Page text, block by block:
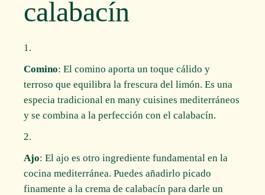
calabacín
Comino: El comino aporta un toque cálido y
terroso que equilibra la frescura del limón. Es una
especia tradicional en many cuisines mediterráneos
y se combina a la perfección con el calabacín.
Ajo: El ajo es otro ingrediente fundamental en la
cocina mediterránea. Puedes añadirlo picado
finamente a la crema de calabacín para darle un